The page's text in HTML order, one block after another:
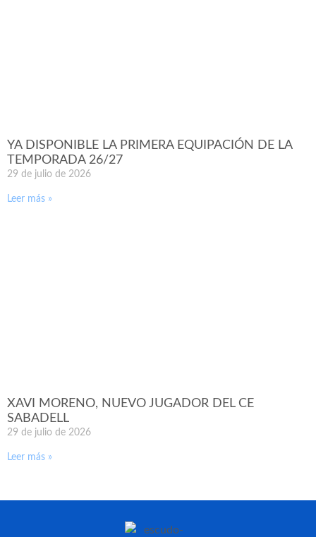
YA DISPONIBLE LA PRIMERA EQUIPACIÓN DE LA
TEMPORADA 26/27
29 de julio de 2026
Leer más »
XAVI MORENO, NUEVO JUGADOR DEL CE
SABADELL
29 de julio de 2026
Leer más »